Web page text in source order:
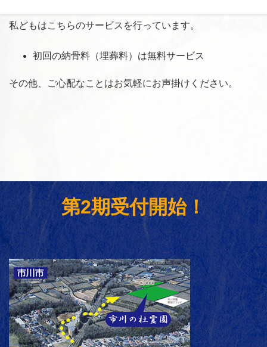
私どもはこちらのサービスを行っています。
初回の納骨料（埋葬料）は無料サービス
その他、ご心配なことはお気軽にお声掛けください。
第2期受付開始！